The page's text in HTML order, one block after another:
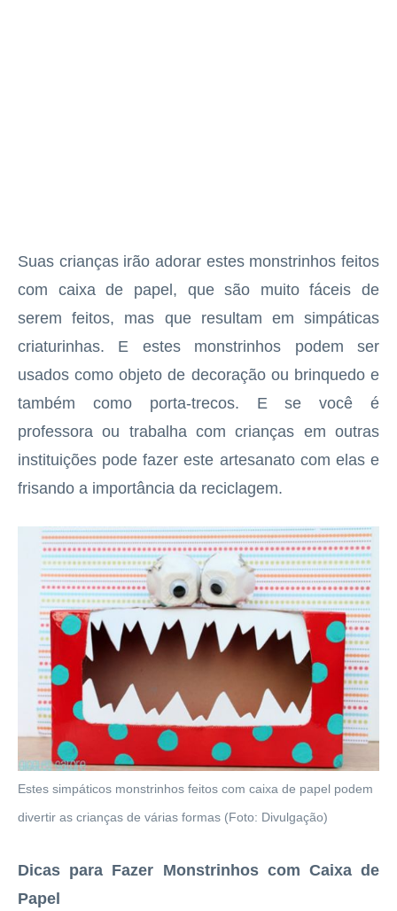
Suas crianças irão adorar estes monstrinhos feitos
com caixa de papel, que são muito fáceis de
serem feitos, mas que resultam em simpáticas
criaturinhas. E estes monstrinhos podem ser
usados como objeto de decoração ou brinquedo e
também como porta-trecos. E se você é
professora ou trabalha com crianças em outras
instituições pode fazer este artesanato com elas e
frisando a importância da reciclagem.
Estes simpáticos monstrinhos feitos com caixa de papel podem
divertir as crianças de várias formas (Foto: Divulgação)
Dicas para Fazer Monstrinhos com Caixa de
Papel